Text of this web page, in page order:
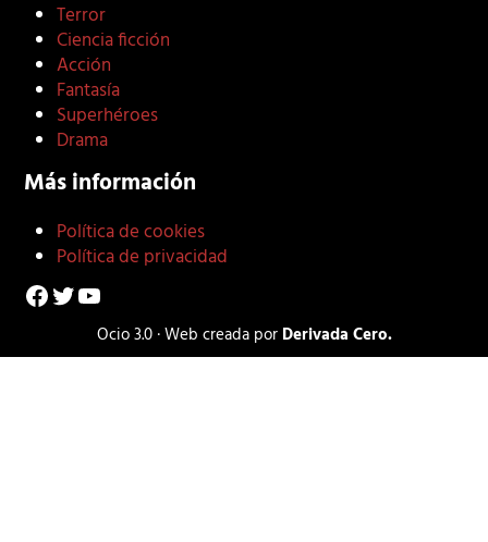
Terror
Ciencia ficción
Acción
Fantasía
Superhéroes
Drama
Más información
Política de cookies
Política de privacidad
Facebook
Twitter
YouTube
Ocio 3.0 · Web creada por Derivada Cero.